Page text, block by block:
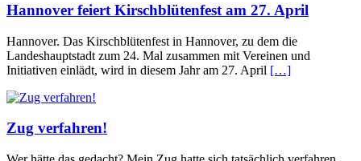
Hannover feiert Kirschblütenfest am 27. April
Hannover. Das Kirschblütenfest in Hannover, zu dem die
Landeshauptstadt zum 24. Mal zusammen mit Vereinen und
Initiativen einlädt, wird in diesem Jahr am 27. April […]
Zug verfahren!